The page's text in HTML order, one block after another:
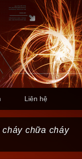
Liên hệ
chữa cháy